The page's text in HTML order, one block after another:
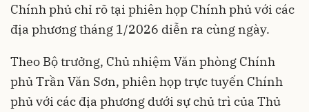
Chính phủ chỉ rõ tại phiên họp Chính phủ với các
địa phương tháng 1/2026 diễn ra cùng ngày.
Theo Bộ trưởng, Chủ nhiệm Văn phòng Chính
phủ Trần Văn Sơn, phiên họp trực tuyến Chính
phủ với các địa phương dưới sự chủ trì của Thủ